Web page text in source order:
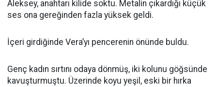
Aleksey, anahtarı kilide soktu. Metalin çıkardığı küçük
ses ona gereğinden fazla yüksek geldi.
İçeri girdiğinde Vera’yı pencerenin önünde buldu.
Genç kadın sırtını odaya dönmüş, iki kolunu göğsünde
kavuşturmuştu. Üzerinde koyu yeşil, eski bir hırka